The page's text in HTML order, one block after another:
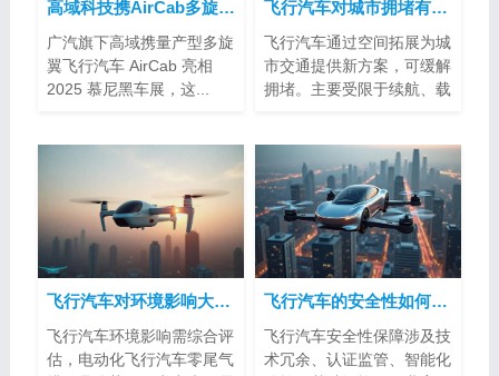
高域科技携AirCab多旋翼飞行汽车亮相2025慕尼黑车展
广汽旗下高域携量产型多旋
翼飞行汽车 AirCab 亮相
2025 慕尼黑车展，这...
飞行汽车对城市拥堵有帮助吗？
飞行汽车通过空间拓展为城
市交通提供新方案，可缓解
拥堵。主要受限于续航、载
飞行汽车对环境影响大吗？
飞行汽车环境影响需综合评
估，电动化飞行汽车零尾气
飞行汽车的安全性如何得到保障？
飞行汽车安全性保障涉及技
术冗余、认证监管、智能化